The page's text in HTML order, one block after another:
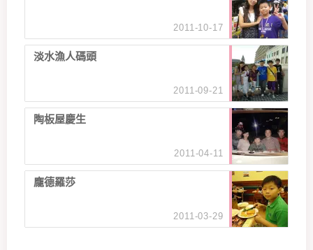
2011-10-17
淡水漁人碼頭
2011-09-21
陶板屋慶生
2011-04-11
龐德羅莎
2011-03-29